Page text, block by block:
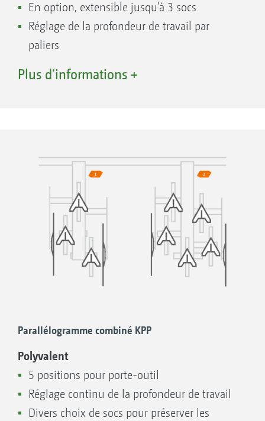
En option, extensible jusqu’à 3 socs
Réglage de la profondeur de travail par
paliers
tels que herses peignes ou butteurs à plat
Idéal pour les céréales, les cultures
maraîchères et les cultures spéciales
Garniture pour écarts de rangs de 16 cm à
37,5 cm
EKP-M
Plus d‘informations +
Parallélogramme combiné KPP
Polyvalent
5 positions pour porte-outil
Réglage continu de la profondeur de travail
Divers choix de socs pour préserver les